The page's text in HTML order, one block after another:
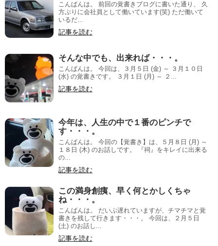
こんばんは。 前回の覚書きブログに書いた通り、 久
方ぶりに会社員として働いています(笑) ただ働いて
いるだ...
記事を読む
そんな中でも、出来れば・・・。
こんばんは。 今回は、３月５日 (金) ～ ３月１０日
(水) の覚書きです。 ３月１日 (月) ～ ２...
記事を読む
今年は、人生の中で１番のピンチで
す・・・。
こんばんは。 今回の【覚書き】は、５月８日 (月) ～
１８日 (木) のお話しです。 『祠』をキレイに出来る
の...
記事を読む
この満身創痍、早く何とかしくちゃ
ね・・・。
こんばんは。 だいぶ遅れていますが、チマチマと覚
書きを残して行きます・・・。 今回は、２月５日
(土) のお話し...
記事を読む